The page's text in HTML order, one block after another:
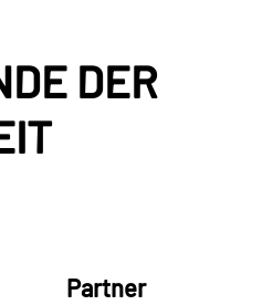
DER
Partner